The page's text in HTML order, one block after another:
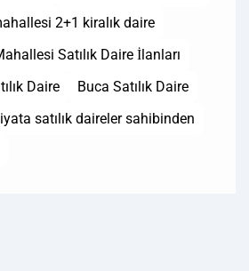
2+1 kiralık daire
Satılık Daire İlanları
Daire
Buca Satılık Daire
satılık daireler sahibinden